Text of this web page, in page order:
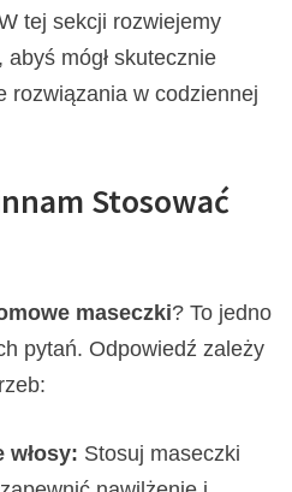
tej sekcji rozwiejemy
mógł skutecznie
rozwiązania w codziennej
Stosować
maseczki? To jedno
pytań. Odpowiedź zależy
włosy: Stosuj maseczki